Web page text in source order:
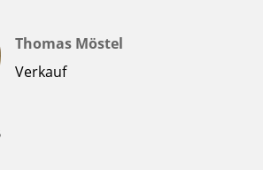
Thomas Möstel
Verkauf